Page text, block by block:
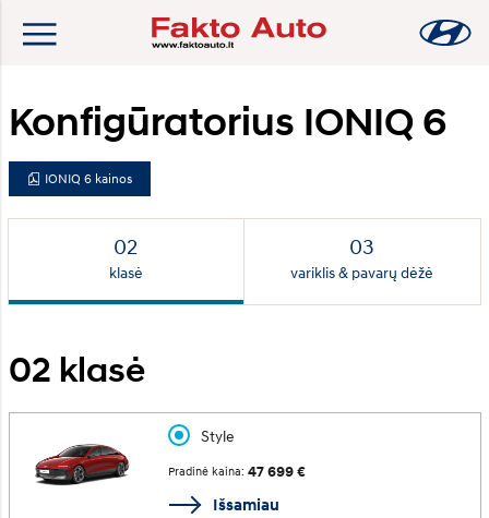
Konfigūratorius IONIQ 6
IONIQ 6 kainos
klasė variklis & pavarų dėžė
02 klasė
Style
Pradinė kaina: 47 699 €
Išsamiau